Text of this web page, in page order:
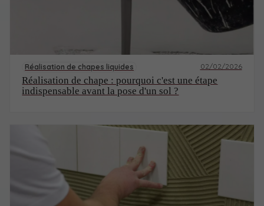
Réalisation de chapes liquides 02/02/2026
Réalisation de chape : pourquoi c'est une étape
indispensable avant la pose d'un sol ?